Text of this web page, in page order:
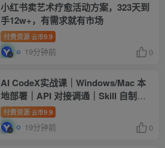
小红书卖艺术疗愈活动方案，323天到
手12w+，有需求就有市场
付费资源 云币9.9
19分钟前 0
AI CodeX实战课｜Windows/Mac 本
地部署｜API 对接调通｜Skill 自制｜
漫剧剪辑｜网站 VR 项目｜AI项目落地
全教程
付费资源 云币9.9
19分钟前 0